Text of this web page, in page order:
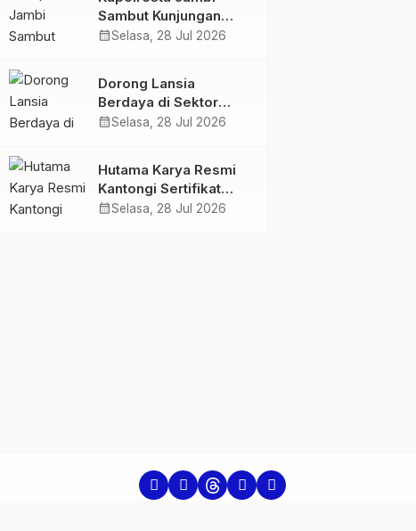
Butir Ekstasi dan 146
Gram Sabu
Sambut Kunjungan
Ketua dan Pengurus
Kolaborasi
calendar_monthSelasa, 28 Jul 2026
Dorong Lansia
Berdaya di Sektor
Hijau, Pertamina EP
Eco-Print
calendar_monthSelasa, 28 Jul 2026
Hutama Karya Resmi
Kantongi Sertifikat
Persetujuan Laik
calendar_monthSelasa, 28 Jul 2026